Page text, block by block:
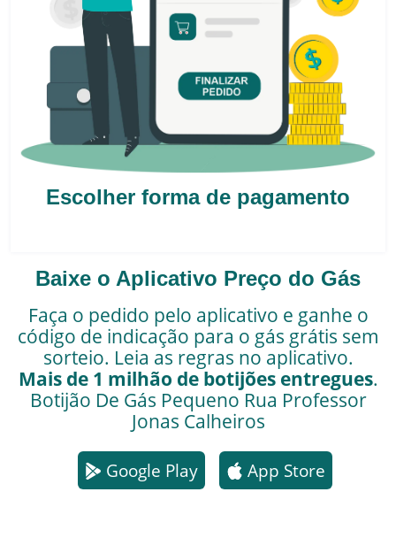
Escolher forma de pagamento
Baixe o Aplicativo Preço do Gás
Faça o pedido pelo aplicativo e ganhe o
código de indicação para o gás grátis sem
sorteio. Leia as regras no aplicativo.
Mais de 1 milhão de botijões entregues.
Botijão De Gás Pequeno Rua Professor
Jonas Calheiros
Google Play App Store